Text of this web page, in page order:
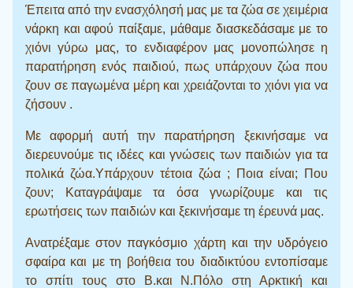
Έπειτα από την ενασχόλησή μας με τα ζώα σε χειμέρια
νάρκη και αφού παίξαμε, μάθαμε διασκεδάσαμε με το
χιόνι γύρω μας, το ενδιαφέρον μας μονοπώλησε η
παρατήρηση ενός παιδιού, πως υπάρχουν ζώα που
ζουν σε παγωμένα μέρη και χρειάζονται το χιόνι για να
ζήσουν .
Με αφορμή αυτή την παρατήρηση ξεκινήσαμε να
διερευνούμε τις ιδέες και γνώσεις των παιδιών για τα
πολικά ζώα.Υπάρχουν τέτοια ζώα ; Ποια είναι; Που
ζουν; Καταγράψαμε τα όσα γνωρίζουμε και τις
ερωτήσεις των παιδιών και ξεκινήσαμε τη έρευνά μας.
Ανατρέξαμε στον παγκόσμιο χάρτη και την υδρόγειο
σφαίρα και με τη βοήθεια του διαδικτύου εντοπίσαμε
το σπίτι τους στο Β.και Ν.Πόλο στη Αρκτική και